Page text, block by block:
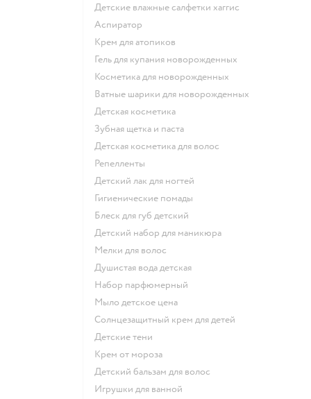
детские влажные салфетки хаггис
аспиратор
крем для атопиков
гель для купания новорожденных
косметика для новорожденных
ватные шарики для новорожденных
детская косметика
зубная щетка и паста
детская косметика для волос
репелленты
детский лак для ногтей
гигиенические помады
блеск для губ детский
детский набор для маникюра
мелки для волос
душистая вода детская
набор парфюмерный
мыло детское цена
солнцезащитный крем для детей
детские тени
крем от мороза
детский бальзам для волос
игрушки для ванной